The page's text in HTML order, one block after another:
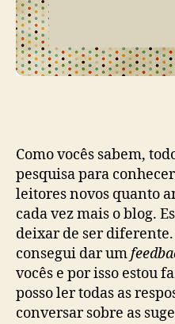
Como vocês sabem,
pesquisa para
leitores novos quanto
cada vez mais o blog.
deixar de ser diferente.
consegui dar um
vocês e por isso estou
posso ler todas as
conversar sobre as